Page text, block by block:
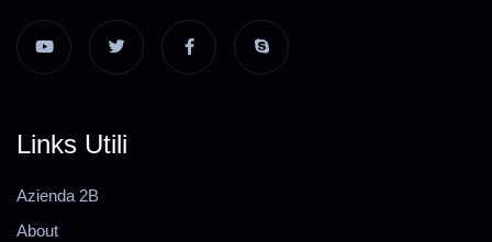
Links Utili
Azienda 2B
About